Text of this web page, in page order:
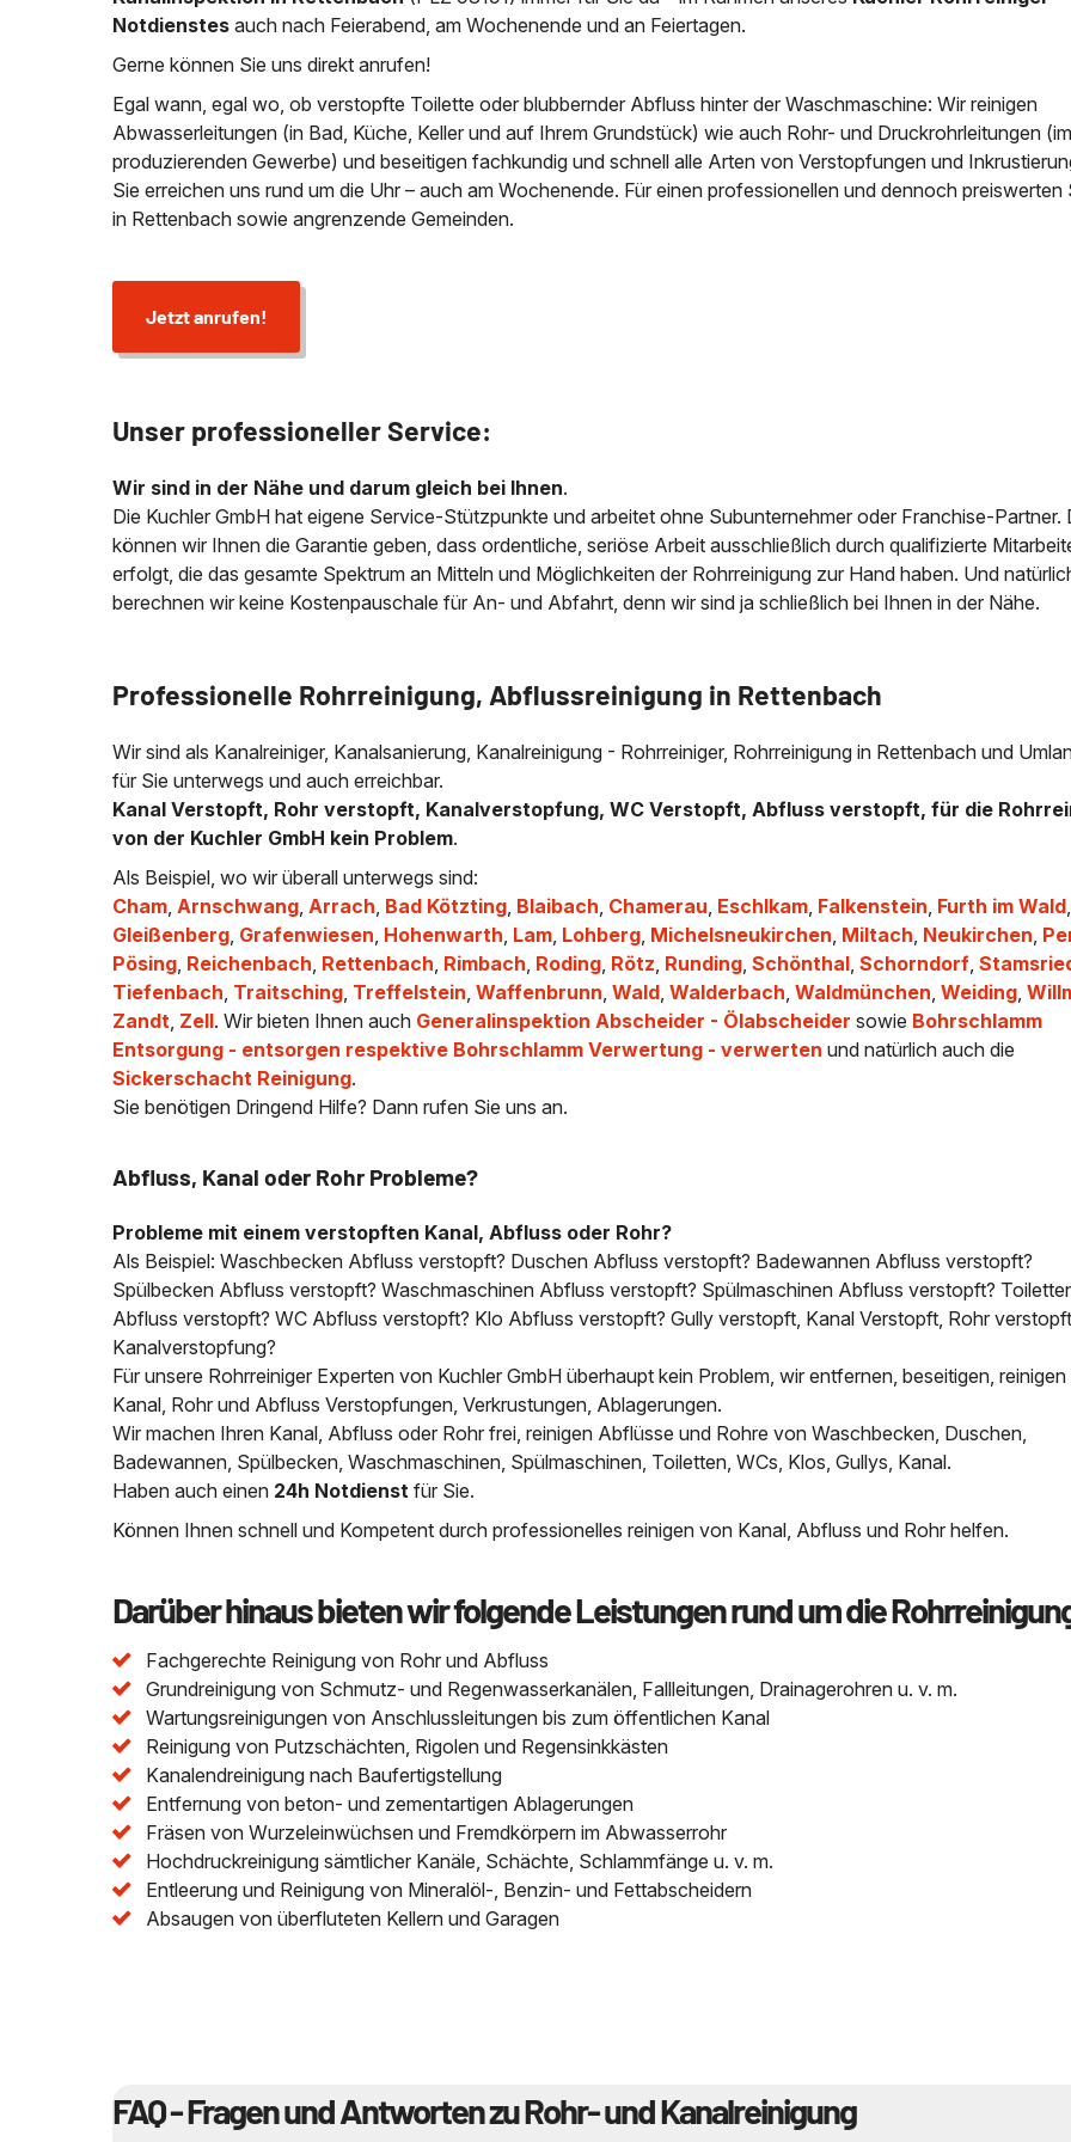
Notdienstes auch nach Feierabend, am Wochenende und an Feiertagen.
Gerne können Sie uns direkt anrufen!
Egal wann, egal wo, ob verstopfte Toilette oder blubbernder Abfluss hinter der Waschmaschine: Wir reinigen
Abwasserleitungen (in Bad, Küche, Keller und auf Ihrem Grundstück) wie auch Rohr- und Druckrohrleitungen
produzierenden Gewerbe) und beseitigen fachkundig und schnell alle Arten von Verstopfungen und
Sie erreichen uns rund um die Uhr – auch am Wochenende. Für einen professionellen und dennoch preiswerten
in Rettenbach sowie angrenzende Gemeinden.
Jetzt anrufen!
Unser professioneller Service:
Wir sind in der Nähe und darum gleich bei Ihnen.
Die Kuchler GmbH hat eigene Service-Stützpunkte und arbeitet ohne Subunternehmer oder Franchise-Partner.
können wir Ihnen die Garantie geben, dass ordentliche, seriöse Arbeit ausschließlich durch qualifizierte
erfolgt, die das gesamte Spektrum an Mitteln und Möglichkeiten der Rohrreinigung zur Hand haben. Und
berechnen wir keine Kostenpauschale für An- und Abfahrt, denn wir sind ja schließlich bei Ihnen in der Nähe.
Professionelle Rohrreinigung, Abflussreinigung in Rettenbach
Wir sind als Kanalreiniger, Kanalsanierung, Kanalreinigung - Rohrreiniger, Rohrreinigung in Rettenbach und
für Sie unterwegs und auch erreichbar.
Kanal Verstopft, Rohr verstopft, Kanalverstopfung, WC Verstopft, Abfluss verstopft, für die
von der Kuchler GmbH kein Problem.
Als Beispiel, wo wir überall unterwegs sind:
Cham,Arnschwang,Arrach, Bad Kötzting, Blaibach, Chamerau, Eschlkam, Falkenstein, Furth im Wald,
Gleißenberg, Grafenwiesen, Hohenwarth, Lam, Lohberg, Michelsneukirchen, Miltach, Neukirchen,
Pösing, Reichenbach, Rettenbach, Rimbach, Roding, Rötz, Runding,Schönthal,Schorndorf,
Tiefenbach, Traitsching, Treffelstein,Waffenbrunn,Wald,Walderbach,Waldmünchen,Weiding,
Zandt, Zell. Wir bieten Ihnen auch Generalinspektion Abscheider - Ölabscheider sowie Bohrschlamm
Entsorgung - entsorgen respektive Bohrschlamm Verwertung - verwerten und natürlich auch die
Sickerschacht Reinigung.
Sie benötigen Dringend Hilfe? Dann rufen Sie uns an.
Abfluss, Kanal oder Rohr Probleme?
Probleme mit einem verstopften Kanal, Abfluss oder Rohr?
Als Beispiel: Waschbecken Abfluss verstopft? Duschen Abfluss verstopft? Badewannen Abfluss verstopft?
Spülbecken Abfluss verstopft? Waschmaschinen Abfluss verstopft? Spülmaschinen Abfluss verstopft?
Abfluss verstopft? WC Abfluss verstopft? Klo Abfluss verstopft? Gully verstopft, Kanal Verstopft, Rohr
Kanalverstopfung?
Für unsere Rohrreiniger Experten von Kuchler GmbH überhaupt kein Problem, wir entfernen, beseitigen, reinigen
Kanal, Rohr und Abfluss Verstopfungen, Verkrustungen, Ablagerungen.
Wir machen Ihren Kanal, Abfluss oder Rohr frei, reinigen Abflüsse und Rohre von Waschbecken, Duschen,
Badewannen, Spülbecken, Waschmaschinen, Spülmaschinen, Toiletten, WCs, Klos, Gullys, Kanal.
Haben auch einen 24h Notdienst für Sie.
Können Ihnen schnell und Kompetent durch professionelles reinigen von Kanal, Abfluss und Rohr helfen.
Darüber hinaus bieten wir folgende Leistungen rund um die
Fachgerechte Reinigung von Rohr und Abfluss
Grundreinigung von Schmutz- und Regenwasserkanälen, Fallleitungen, Drainagerohren u. v. m.
Wartungsreinigungen von Anschlussleitungen bis zum öffentlichen Kanal
Reinigung von Putzschächten, Rigolen und Regensinkkästen
Kanalendreinigung nach Baufertigstellung
Entfernung von beton- und zementartigen Ablagerungen
Fräsen von Wurzeleinwüchsen und Fremdkörpern im Abwasserrohr
Hochdruckreinigung sämtlicher Kanäle, Schächte, Schlammfänge u. v. m.
Entleerung und Reinigung von Mineralöl-, Benzin- und Fettabscheidern
Absaugen von überfluteten Kellern und Garagen
FAQ - Fragen und Antworten zu Rohr- und Kanalreinigung